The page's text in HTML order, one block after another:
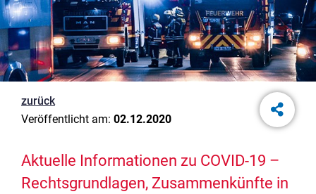
zurück
Veröffentlicht am: 02.12.2020
Aktuelle Informationen zu COVID-19 –
Rechtsgrundlagen, Zusammenkünfte in